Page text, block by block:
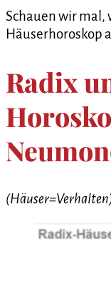
Schauen wir mal,
Häuserhoroskop
Radix